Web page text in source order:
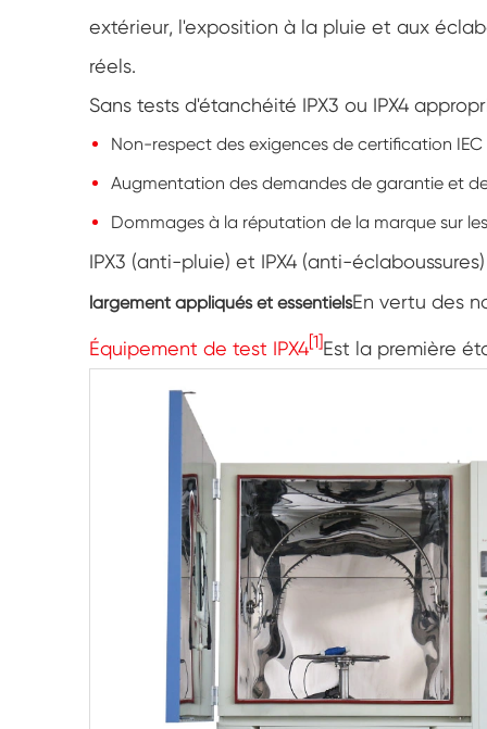
extérieur, l'exposition à la pluie et aux
réels.
Sans tests d'étanchéité IPX3 ou IPX4
Non-respect des exigences de certification IEC
Augmentation des demandes de garantie et
Dommages à la réputation de la marque sur
IPX3 (anti-pluie) et IPX4 (anti-
largement appliqués et essentielsEn vertu des
Équipement de test IPX4[1]Est la première